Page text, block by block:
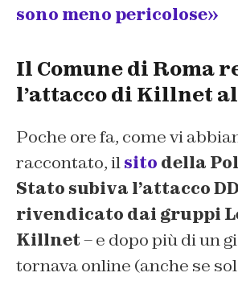
sono meno pericolose»
Il Comune di Roma
l’attacco di Killnet
Poche ore fa, come vi
raccontato, ilsito della
Stato subiva l’attacco
rivendicato dai gruppi
Killnet– e dopo più di un
tornava online (anche se